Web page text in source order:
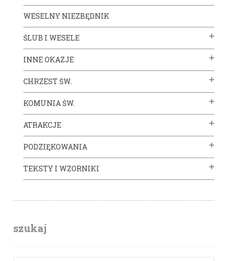
WESELNY NIEZBĘDNIK
ŚLUB I WESELE
INNE OKAZJE
CHRZEST ŚW.
KOMUNIA ŚW.
ATRAKCJE
PODZIĘKOWANIA
TEKSTY I WZORNIKI
szukaj